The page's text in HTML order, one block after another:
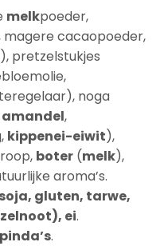
melkpoeder,
cacaopoeder,
), pretzelstukjes
noga
amandel,
kippenei-eiwit),
boter(melk),
aroma’s.
gluten, tarwe,
ei.
pinda’s.